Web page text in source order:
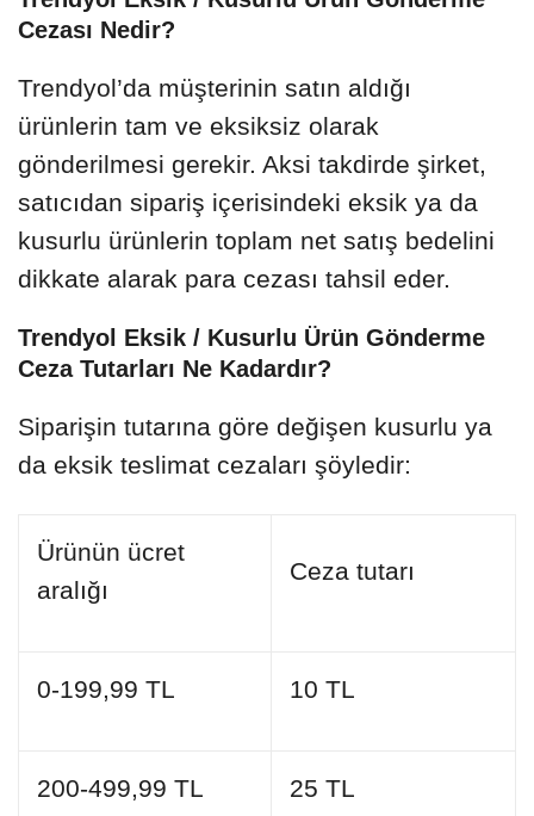
Cezası Nedir?
Trendyol’da müşterinin satın aldığı
ürünlerin tam ve eksiksiz olarak
gönderilmesi gerekir. Aksi takdirde şirket,
satıcıdan sipariş içerisindeki eksik ya da
kusurlu ürünlerin toplam net satış bedelini
dikkate alarak para cezası tahsil eder.
Trendyol Eksik / Kusurlu Ürün Gönderme
Ceza Tutarları Ne Kadardır?
Siparişin tutarına göre değişen kusurlu ya
da eksik teslimat cezaları şöyledir:
Ürünün ücret
aralığı
Ceza tutarı
0-199,99 TL 10 TL
200-499,99 TL 25 TL